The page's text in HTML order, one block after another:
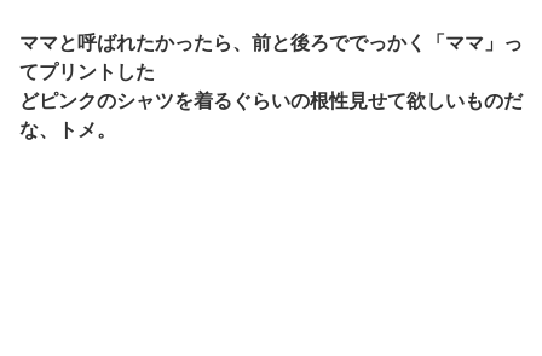
ママと呼ばれたかったら、前と後ろででっかく「ママ」っ
てプリントした
どピンクのシャツを着るぐらいの根性見せて欲しいものだ
な、トメ。